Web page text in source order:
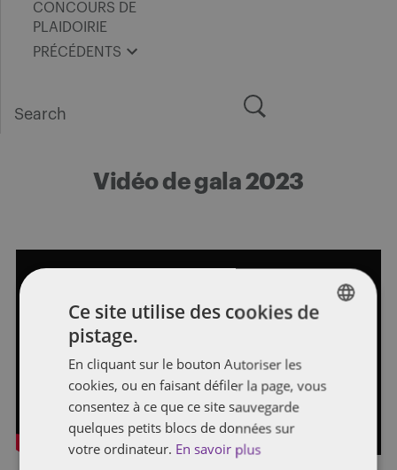
CONCOURS DE
PLAIDOIRIE
PRÉCÉDENTS
for:
Vidéo de gala 2023
FRENCH
Ce site utilise des cookies de
pistage.
En cliquant sur le bouton Autoriser les
cookies, ou en faisant défiler la page, vous
consentez à ce que ce site sauvegarde
quelques petits blocs de données sur
votre ordinateur. En savoir plus